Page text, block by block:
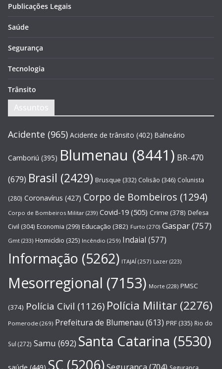
Publicações Legais
Saúde
Segurança
Tecnologia
Trânsito
Assuntos
Acidente (965) Acidente de trânsito (402) Balneário
Camboriú (395) Blumenau (8441) BR-470
(679) Brasil (2429) Brusque (332) Colisão (346) Colunista
(280) Coronavírus (427) Corpo de Bombeiros (1294)
Corpo de Bombeiros Militar (239) Covid-19 (505) Crime (378) Defesa
Civil (304) Economia (299) Educação (382) Furto (270) Gaspar(757)
Gmt (233) Homicídio (325) Incêndio (259) Indaial (577)
Informação (5262) ITAJAÍ (257) Lazer (223)
Mesorregional (7153) Morte (228) PMSC
(374) Polícia Civil (1126) Polícia Militar (2276)
Pomerode (269) Prefeitura de Blumenau (613) PRF (335) Rio do
Sul (272) Samu (692) Santa Catarina (5530)
SC (5206)